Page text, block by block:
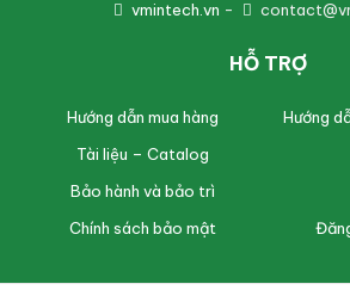
vmintech.vn -
HỖ TRỢ
Hướng dẫn mua hàng
Hướng
Tài liệu – Catalog
Bảo hành và bảo trì
Chính sách bảo mật